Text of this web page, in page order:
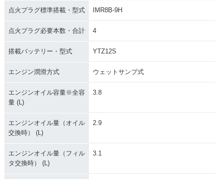
点火プラグ標準搭載・型式 IMR8B-9H
点火プラグ必要本数・合計 4
搭載バッテリー・型式 YTZ12S
エンジン潤滑方式 ウェットサンプ式
エンジンオイル容量※全容
量 (L)
3.8
エンジンオイル量（オイル
交換時） (L)
2.9
エンジンオイル量（フィル
タ交換時） (L)
3.1